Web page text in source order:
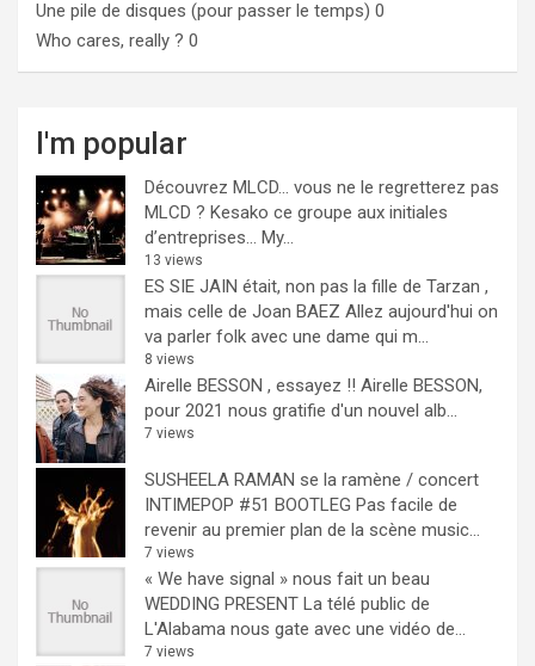
Une pile de disques (pour passer le temps) 0
Who cares, really ? 0
I'm popular
Découvrez MLCD… vous ne le regretterez pas
MLCD ? Kesako ce groupe aux initiales
d’entreprises… My...
13 views
ES SIE JAIN était, non pas la fille de Tarzan ,
mais celle de Joan BAEZ Allez aujourd'hui on
va parler folk avec une dame qui m...
8 views
Airelle BESSON , essayez !! Airelle BESSON,
pour 2021 nous gratifie d'un nouvel alb...
7 views
SUSHEELA RAMAN se la ramène / concert
INTIMEPOP #51 BOOTLEG Pas facile de
revenir au premier plan de la scène music...
7 views
« We have signal » nous fait un beau
WEDDING PRESENT La télé public de
L'Alabama nous gate avec une vidéo de...
7 views